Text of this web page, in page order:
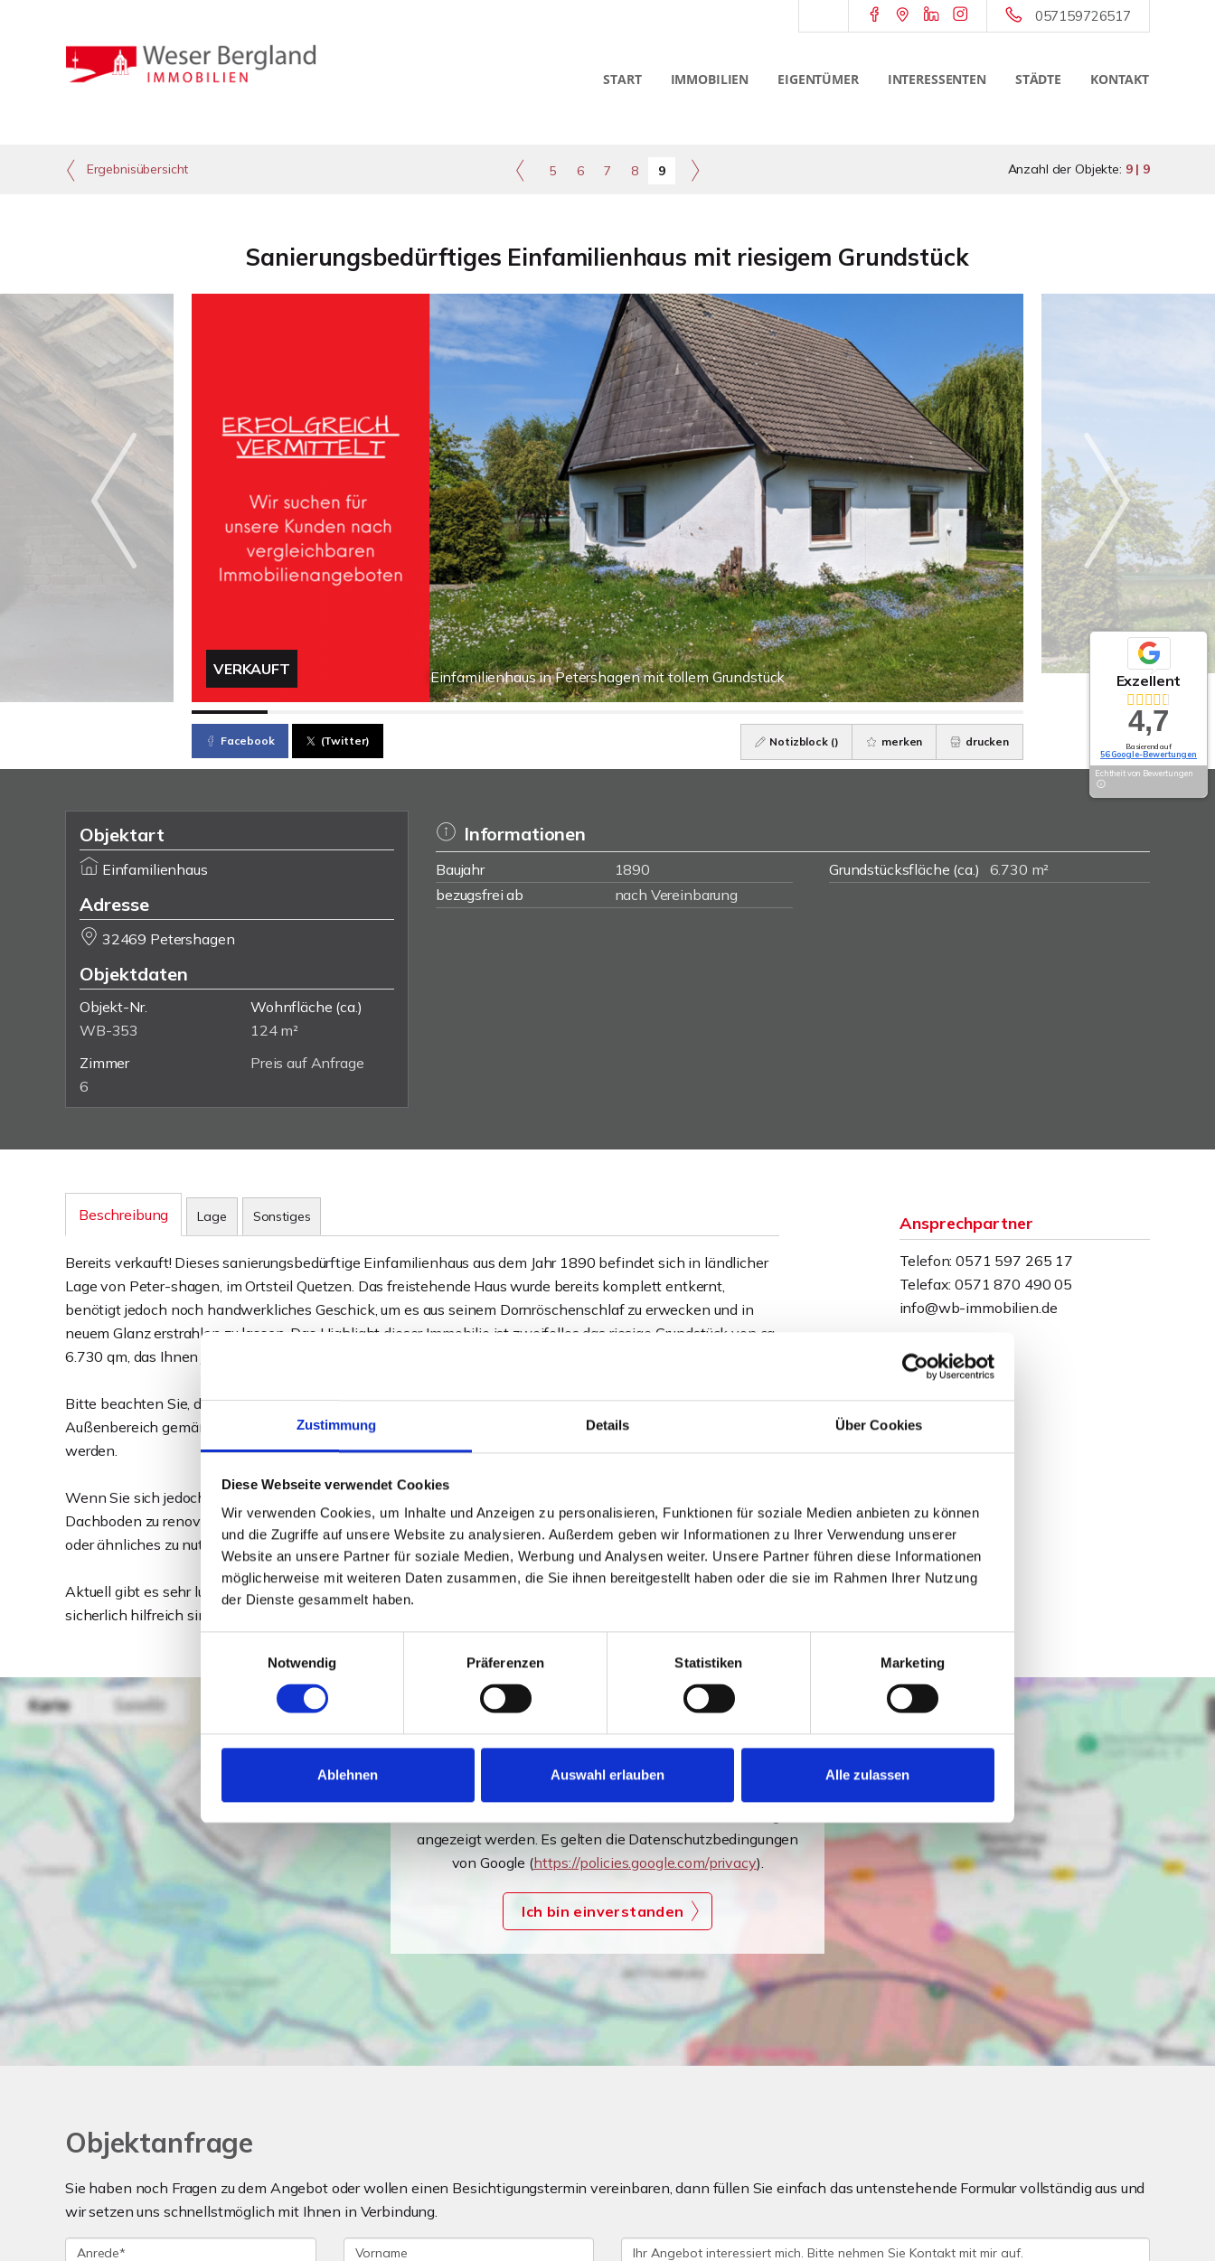
Zustimmung Details Über Cookies
Diese Webseite verwendet Cookies
Wir verwenden Cookies, um Inhalte und Anzeigen zu personalisieren, Funktionen für soziale Medien anbieten zu können
und die Zugriffe auf unsere Website zu analysieren. Außerdem geben wir Informationen zu Ihrer Verwendung unserer
Website an unsere Partner für soziale Medien, Werbung und Analysen weiter. Unsere Partner führen diese Informationen
möglicherweise mit weiteren Daten zusammen, die Sie ihnen bereitgestellt haben oder die sie im Rahmen Ihrer Nutzung
der Dienste gesammelt haben.
Notwendig
Präferenzen Statistiken Marketing
Ablehnen Auswahl erlauben Alle zulassen
057159726517
START IMMOBILIEN EIGENTÜMER INTERESSENTEN STÄDTE KONTAKT
Ergebnisübersicht 5 6 7 8 9 Anzahl der Objekte: 9 | 9
Sanierungsbedürftiges Einfamilienhaus mit riesigem Grundstück
Einfamilienhaus in Petershagen mit tollem Grundstück
VERKAUFT
Facebook (Twitter) Notizblock () merken drucken
Objektart
Einfamilienhaus
Adresse
32469 Petershagen
Objektdaten
Objekt-Nr.
WB-353
Wohnfläche (ca.)
124 m²
Zimmer
6
Preis auf Anfrage
Informationen
Baujahr 1890 Grundstücksfläche (ca.)
6.730 m²
bezugsfrei ab
nach Vereinbarung
Beschreibung Lage Sonstiges
Bereits verkauft! Dieses sanierungsbedürftige Einfamilienhaus aus dem Jahr 1890 befindet sich in ländlicher
Lage von Peter-shagen, im Ortsteil Quetzen. Das freistehende Haus wurde bereits komplett entkernt,
benötigt jedoch noch handwerkliches Geschick, um es aus seinem Dornröschenschlaf zu erwecken und in
neuem Glanz erstrahlen zu lassen. Das Highlight dieser Immobilie ist zweifellos das riesige Grundstück von ca.
6.730 qm, das Ihnen jede Menge Platz und unzählige Möglichkeiten bietet.
Bitte beachten Sie, dass ein Abriss und Neubau des Gebäudes aufgrund des Bestandsschutzes im
Außenbereich gemäß §35 BauGB nicht erlaubt ist. Es müssen die entsprechenden Vorschriften eingehalten
werden.
Wenn Sie sich jedoch zutrauen, die ca. 124 qm große Wohnfläche im Erdgeschoss sowie den ausbaubaren
Dachboden zu renovieren und eine Vision haben, das große Grundstück beispielsweise für Pferdehaltung
oder ähnliches zu nutzen, können Sie hier ein erstaunliches Schnäppchen machen.
Aktuell gibt es sehr lukrative Fördermaßnahmen von der Bafa, die bei der Sanierung dieses Objektes
sicherlich hilfreich sind und nicht zurückgezahlt werden müssen.
Ansprechpartner
Telefon: 0571 597 265 17
Telefax: 0571 870 490 05
info@wb-immobilien.de
angezeigt werden. Es gelten die Datenschutzbedingungen
von Google (https://policies.google.com/privacy).
Ich bin einverstanden
Objektanfrage
Sie haben noch Fragen zu dem Angebot oder wollen einen Besichtigungstermin vereinbaren, dann füllen Sie einfach das untenstehende Formular vollständig aus und
wir setzen uns schnellstmöglich mit Ihnen in Verbindung.
Exzellent
4,7
Basierend auf
56 Google-Bewertungen
Echtheit von Bewertungen